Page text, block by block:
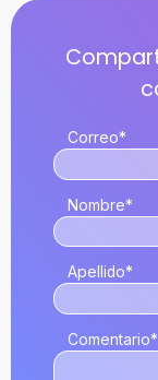
Correo*
Nombre*
Apellido*
Comentario*